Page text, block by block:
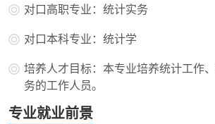
对口高职专业：统计实务
对口本科专业：统计学
培养人才目标：本专业培养统计工作
务的工作人员。
专业就业前景